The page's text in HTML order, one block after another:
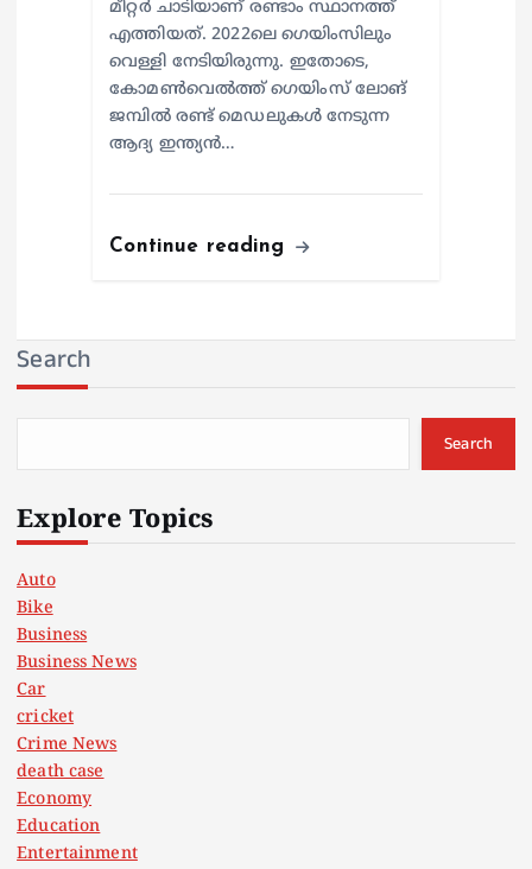
മീറ്റര്‍ ചാടിയാണ് രണ്ടാം സ്ഥാനത്ത്
എത്തിയത്. 2022ലെ ഗെയിംസിലും
വെള്ളി നേടിയിരുന്നു. ഇതോടെ,
കോമണ്‍വെല്‍ത്ത് ഗെയിംസ് ലോങ്
ജമ്പില്‍ രണ്ട് മെഡലുകള്‍ നേടുന്ന
ആദ്യ ഇന്ത്യന്‍…
Continue reading
Search
Search
Explore Topics
Auto
Bike
Business
Business News
Car
cricket
Crime News
death case
Economy
Education
Entertainment